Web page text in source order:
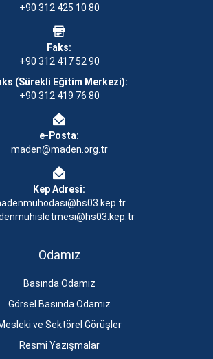
+90 312 425 10 80
Faks:
+90 312 417 52 90
(Sürekli Eğitim Merkezi):
+90 312 419 76 80
e-Posta:
maden@maden.org.tr
Kep Adresi:
Odamız
Basında Odamız
Görsel Basında Odamız
ve Sektörel Görüşler
Resmi Yazışmalar